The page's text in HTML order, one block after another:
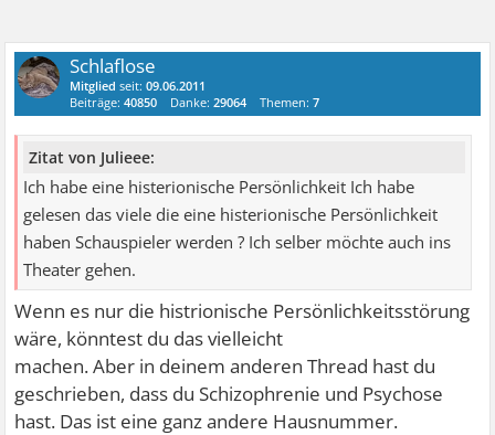
Schlaflose
Mitglied seit:09.06.2011
Beiträge:40850 Danke:29064 Themen:7
Zitat von Julieee:
Ich habe eine histerionische Persönlichkeit Ich habe
gelesen das viele die eine histerionische Persönlichkeit
haben Schauspieler werden ? Ich selber möchte auch ins
Theater gehen.
Wenn es nur die histrionische Persönlichkeitsstörung
wäre, könntest du das vielleicht
machen. Aber in deinem anderen Thread hast du
geschrieben, dass du Schizophrenie und Psychose
hast. Das ist eine ganz andere Hausnummer.